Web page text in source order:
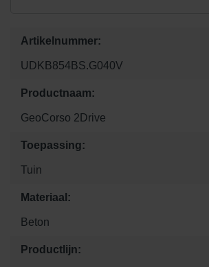
Artikelnummer:
UDKB854BS.G040V
Productnaam:
GeoCorso 2Drive
Toepassing:
Tuin
Materiaal:
Beton
Productlijn: